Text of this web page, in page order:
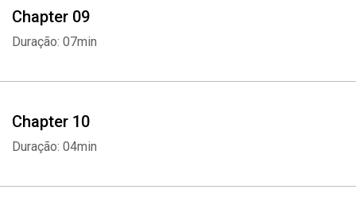
Chapter 09
Duração: 07min
Chapter 10
Duração: 04min